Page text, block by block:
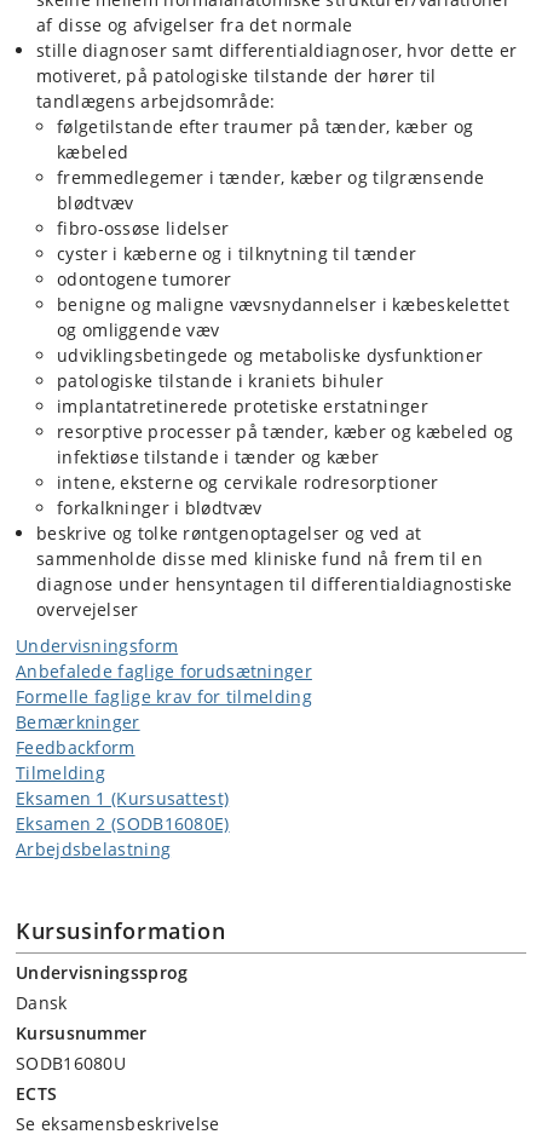
af disse og afvigelser fra det normale
stille diagnoser samt differentialdiagnoser, hvor dette er
motiveret, på patologiske tilstande der hører til
tandlægens arbejdsområde:
følgetilstande efter traumer på tænder, kæber og
kæbeled
fremmedlegemer i tænder, kæber og tilgrænsende
blødtvæv
fibro-ossøse lidelser
cyster i kæberne og i tilknytning til tænder
odontogene tumorer
benigne og maligne vævsnydannelser i kæbeskelettet
og omliggende væv
udviklingsbetingede og metaboliske dysfunktioner
patologiske tilstande i kraniets bihuler
implantatretinerede protetiske erstatninger
resorptive processer på tænder, kæber og kæbeled og
infektiøse tilstande i tænder og kæber
intene, eksterne og cervikale rodresorptioner
forkalkninger i blødtvæv
beskrive og tolke røntgenoptagelser og ved at
sammenholde disse med kliniske fund nå frem til en
diagnose under hensyntagen til differentialdiagnostiske
overvejelser
Undervisningsform
Anbefalede faglige forudsætninger
Formelle faglige krav for tilmelding
Bemærkninger
Feedbackform
Tilmelding
Eksamen 1 (Kursusattest)
Eksamen 2 (SODB16080E)
Arbejdsbelastning
Kursusinformation
Undervisningssprog
Dansk
Kursusnummer
SODB16080U
ECTS
Se eksamensbeskrivelse